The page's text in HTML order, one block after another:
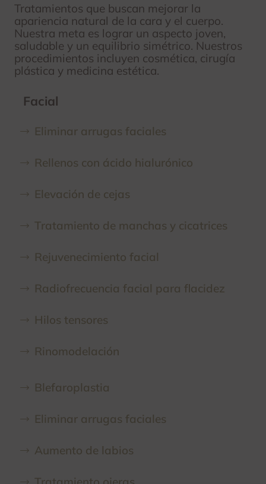
Tratamientos que buscan mejorar la
apariencia natural de la cara y el cuerpo.
Nuestra meta es lograr un aspecto joven,
saludable y un equilibrio simétrico. Nuestros
procedimientos incluyen cosmética, cirugía
plástica y medicina estética.
Facial
Eliminar arrugas faciales
Rellenos con ácido hialurónico
Elevación de cejas
Tratamiento de manchas y cicatrices
Rejuvenecimiento facial
Radiofrecuencia facial para flacidez
Hilos tensores
Rinomodelación
Blefaroplastia
Eliminar arrugas faciales
Aumento de labios